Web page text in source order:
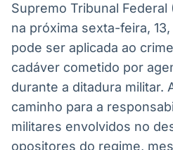
Soluções de Dados
e Conteúdos
Supremo Tribunal
na próxima sexta-feira,
pode ser aplicada ao
cadáver cometido por
durante a ditadura militar.
caminho para a
militares envolvidos no
opositores do regime,